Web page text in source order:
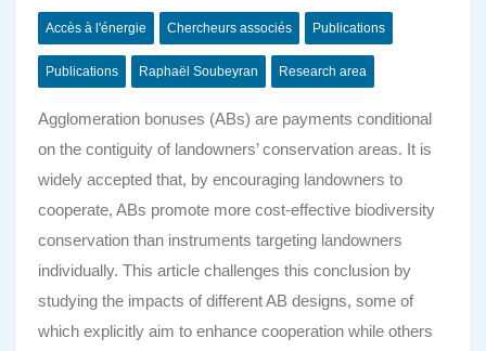
Accès à l'énergie Chercheurs associés Publications
Publications Raphaël Soubeyran Research area
Agglomeration bonuses (ABs) are payments conditional
on the contiguity of landowners’ conservation areas. It is
widely accepted that, by encouraging landowners to
cooperate, ABs promote more cost-effective biodiversity
conservation than instruments targeting landowners
individually. This article challenges this conclusion by
studying the impacts of different AB designs, some of
which explicitly aim to enhance cooperation while others